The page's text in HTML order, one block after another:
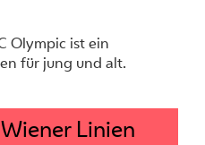
Olympic ist ein
für jung und alt.
Linien